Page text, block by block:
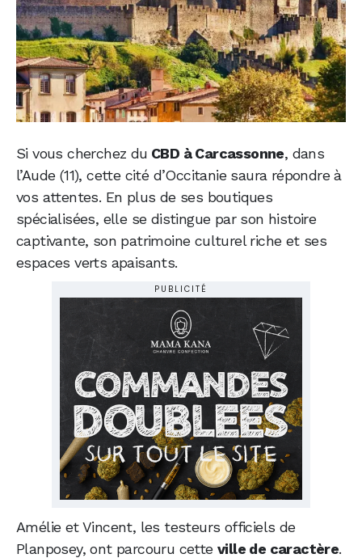
Si vous cherchez du CBD à Carcassonne, dans
l’Aude (11), cette cité d’Occitanie saura répondre à
vos attentes. En plus de ses boutiques
spécialisées, elle se distingue par son histoire
captivante, son patrimoine culturel riche et ses
espaces verts apaisants.
PUBLICITÉ
Amélie et Vincent, les testeurs officiels de
Planposey, ont parcouru cette ville de caractère.